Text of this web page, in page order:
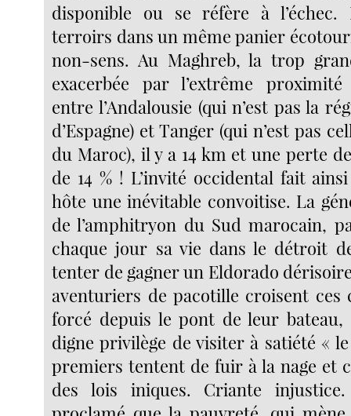
disponible ou se réfère à
terroirs dans un même panier
non-sens. Au Maghreb, la trop
exacerbée par l’extrême
entre l’Andalousie (qui n’est pas la
d’Espagne) et Tanger (qui n’est pas
du Maroc), il y a 14 km et une perte
de 14 % ! L’invité occidental fait
hôte une inévitable convoitise. La
de l’amphitryon du Sud marocain,
chaque jour sa vie dans le détroit
tenter de gagner un Eldorado
aventuriers de pacotille croisent ces
forcé depuis le pont de leur bateau,
digne privilège de visiter à satiété «
premiers tentent de fuir à la nage et
des lois iniques. Criante